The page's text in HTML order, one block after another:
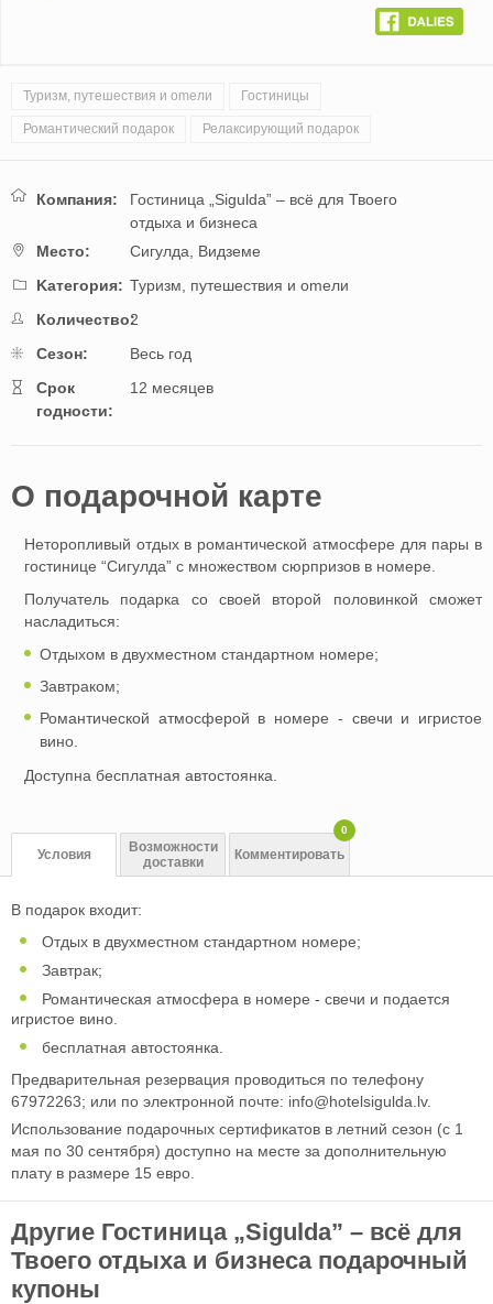
Туризм, путешествия и оmели Гостиницы
Романтический подарок Релаксирующий подарок
Компания:
Гостиница „Sigulda” – всё для Твоего
отдыха и бизнеса
Mестo:
Сигулда,
Видземе
Kатегория: Туризм, путешествия и оmели
Количество:2
Cезон:
Весь год
Cрок
годности:
12 месяцев
O подарочной картe
Неторопливый отдых в романтической атмосфере для пары в
гостинице “Сигулда” с множеством сюрпризов в номере.
Получатель подарка со своей второй половинкой сможет
насладиться:
Отдыхом в двухместном стандартном номере;
Завтраком;
Романтической атмосферой в номере - свечи и игристое
вино.
Доступна бесплатная автостоянка.
Условия
Возможности
доставки
Комментировать
0
В подарок входит:
Отдых в двухместном стандартном номере;
Завтрак;
Романтическая атмосфера в номере - свечи и подается
игристое вино.
бесплатная автостоянка.
Предварительная резервация проводиться по телефону
67972263; или по электронной почте: info@hotelsigulda.lv.
Использование подарочных сертификатов в летний сезон (с 1
мая по 30 сентября) доступно на месте за дополнительную
плату в размере 15 евро.
Другие Гостиница „Sigulda” – всё для
Твоего отдыха и бизнеса подарочный
купоны